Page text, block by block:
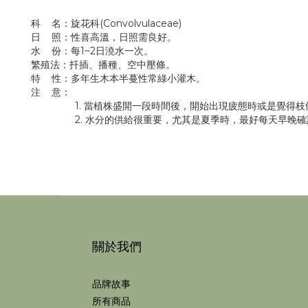
科 名：旋花科(Convolvulaceae)
日 照：性喜高溫，日照需良好。
水 份：每1~2日澆水一次。
繁殖法：扦插、播種、空中壓條。
特 性：多年生木本半蔓性常綠小灌木。
注 意：
1. 當植株盛開一段時間後，開始出現疲態時或是覺得枝條
2. 水分的供給很重要，尤其是夏季時，最好每天早晚確認
關於我們
品牌故事
所有商品